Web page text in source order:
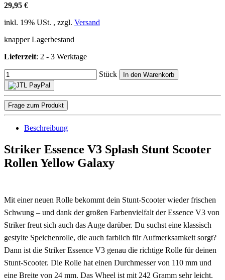
29,95 €
inkl. 19% USt. , zzgl. Versand
knapper Lagerbestand
Lieferzeit: 2 - 3 Werktage
Stück In den Warenkorb
Frage zum Produkt
Beschreibung
Striker Essence V3 Splash Stunt Scooter
Rollen Yellow Galaxy
Mit einer neuen Rolle bekommt dein Stunt-Scooter wieder frischen
Schwung – und dank der großen Farbenvielfalt der Essence V3 von
Striker freut sich auch das Auge darüber. Du suchst eine klassisch
gestylte Speichenrolle, die auch farblich für Aufmerksamkeit sorgt?
Dann ist die Striker Essence V3 genau die richtige Rolle für deinen
Stunt-Scooter. Die Rolle hat einen Durchmesser von 110 mm und
eine Breite von 24 mm. Das Wheel ist mit 242 Gramm sehr leicht.